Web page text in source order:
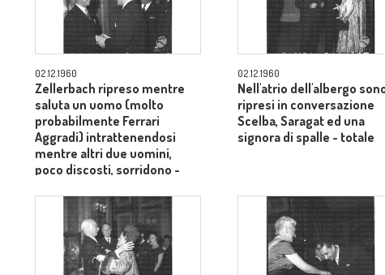
02.12.1960
Zellerbach ripreso mentre
saluta un uomo (molto
probabilmente Ferrari
Aggradi) intrattenendosi
mentre altri due uomini,
poco discosti, sorridono -
02.12.1960
Nell'atrio dell'albergo
ripresi in conversazione
Scelba, Saragat ed una
signora di spalle - totale